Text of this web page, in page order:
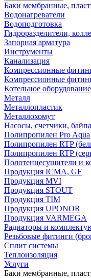
Баки мембранные,
Водонагреватели
Водоподготовка
Гидроразделители,
Запорная арматура
Инструменты
Канализация
Компрессионные
Компрессионные
Котельное оборудование
Металл
Металлопластик
Металлохомут
Насосы, счетчики,
Полипропилен Pro Aqua
Полипропилен RTP
Полипропилен RTP
Полотенцесушители и
Продукция ICMA, GF
Продукция MVI
Продукция STOUT
Продукция TIM
Продукция UPONOR
Продукция VARMEGA
Радиаторы и
Резьбовые фитинги
Сплит системы
Теплоизоляция
Услуги
Баки мембранные,